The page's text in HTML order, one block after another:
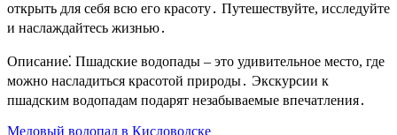
открыть для себя всю его красоту․ Путешествуйте, исследуйте
и наслаждайтесь жизнью․
Описание⁚ Пшадские водопады – это удивительное место, где
можно насладиться красотой природы․ Экскурсии к
пшадским водопадам подарят незабываемые впечатления․
Медовый водопад в Кисловодске